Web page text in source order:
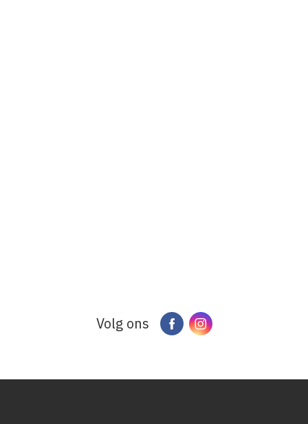
Volg ons FacebookInstagram